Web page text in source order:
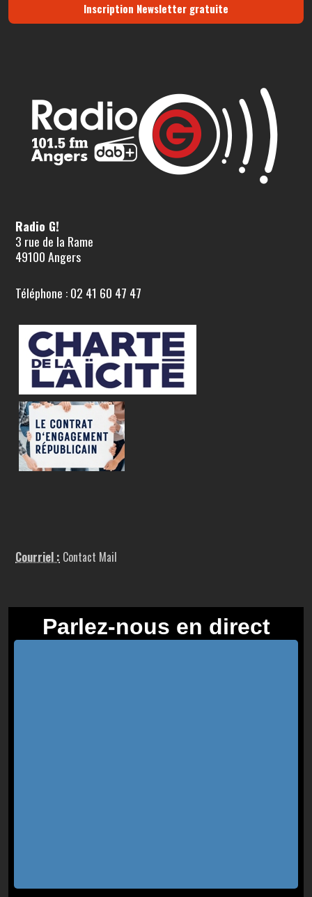
Inscription Newsletter gratuite
Radio G!
3 rue de la Rame
49100 Angers
Téléphone : 02 41 60 47 47
Courriel : Contact Mail